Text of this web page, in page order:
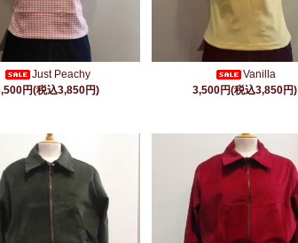
Just Peachy
円(税込3,850円)
Vanilla
3,500円(税込3,850円)